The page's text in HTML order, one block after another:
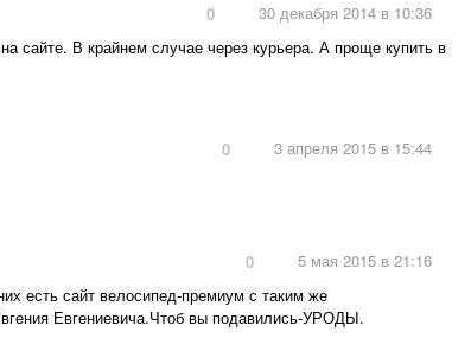
30 декабря 2014 в 10:36
0
сайте. В крайнем случае через курьера. А проще купить в
3 апреля 2015 в 15:44
0
5 мая 2015 в 21:16
0
есть сайт велосипед-премиум с таким же
Евгениевича.Чтоб вы подавились-УРОДЫ.